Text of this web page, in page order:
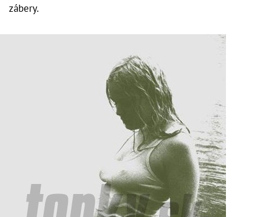
zábery.